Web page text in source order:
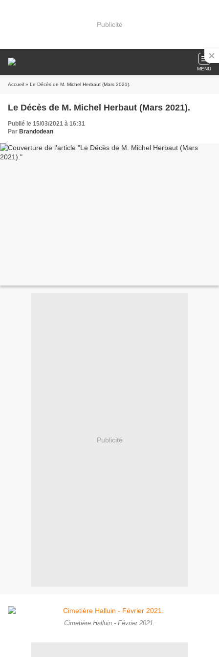
Publicité
MENU
Accueil » Le Décès de M. Michel Herbaut (Mars 2021).
Le Décès de M. Michel Herbaut (Mars 2021).
Publié le 15/03/2021 à 16:31
Par Brandodean
Publicité
Cimetière Halluin - Février 2021.